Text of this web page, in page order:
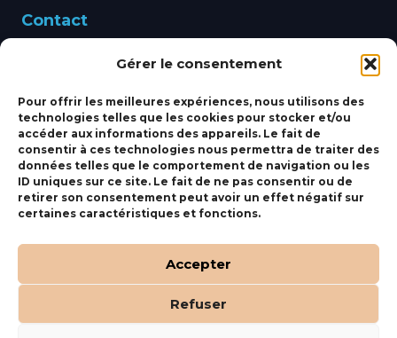
Gérer le consentement
Pour offrir les meilleures expériences, nous utilisons des
technologies telles que les cookies pour stocker et/ou
accéder aux informations des appareils. Le fait de
consentir à ces technologies nous permettra de traiter des
données telles que le comportement de navigation ou les
ID uniques sur ce site. Le fait de ne pas consentir ou de
retirer son consentement peut avoir un effet négatif sur
certaines caractéristiques et fonctions.
Accepter
Refuser
Contact
460 Avenue Alain Le
bbsmarine@bbs-
marine.fr
Fixe:04 27 50 24 50
Mobile:06 69 44 48 83
Orocom .